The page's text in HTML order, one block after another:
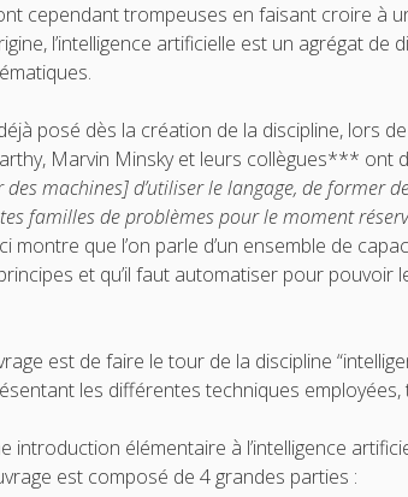
cependant trompeuses en faisant croire à
l’intelligence artificielle est un agrégat
posé dès la création de la discipline, lors
Marvin Minsky et leurs collègues*** ont
machines] d’utiliser le langage, de former
familles de problèmes pour le moment
montre que l’on parle d’un ensemble de
et qu’il faut automatiser pour pouvoir
est de faire le tour de la discipline
les différentes techniques
introduction élémentaire à l’intelligence
est composé de 4 grandes parties :